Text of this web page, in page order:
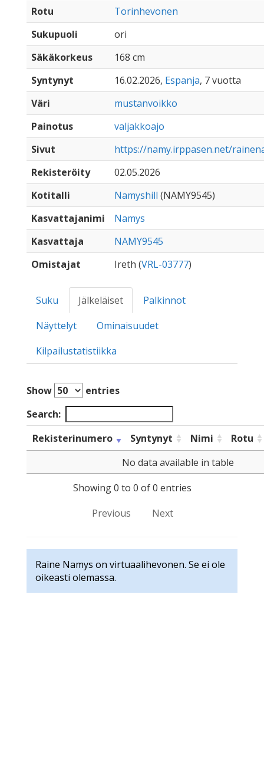
Rotu
Torinhevonen
Sukupuoli
ori
Säkäkorkeus
168 cm
Syntynyt
16.02.2026, Espanja, 7 vuotta
Väri
mustanvoikko
Painotus
valjakkoajo
Sivut
https://namy.irppasen.net/
Rekisteröity
02.05.2026
Kotitalli
Namyshill (NAMY9545)
Kasvattajanimi
Namys
Kasvattaja
NAMY9545
Omistajat
Ireth (VRL-03777)
Suku Jälkeläiset
Palkinnot
Näyttelyt
Ominaisuudet
Kilpailustatistiikka
Show
entries
Search:
Rekisterinumero
Syntynyt Nimi
Rotu
No data available in table
Showing 0 to 0 of 0 entries
Previous
Next
Raine Namys on virtuaalihevonen. Se ei ole
oikeasti olemassa.